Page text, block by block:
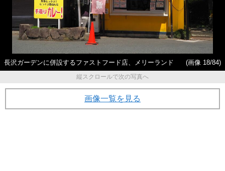
長沢ガーデンに併設するファストフード店、メリーランド
(画像 18/84)
縦スクロールで次の写真へ
画像一覧を見る